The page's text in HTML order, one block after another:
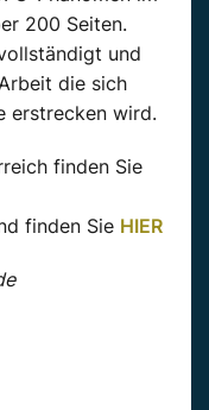
200 Seiten.
und
die sich
erstrecken wird.
finden Sie
finden Sie HIER